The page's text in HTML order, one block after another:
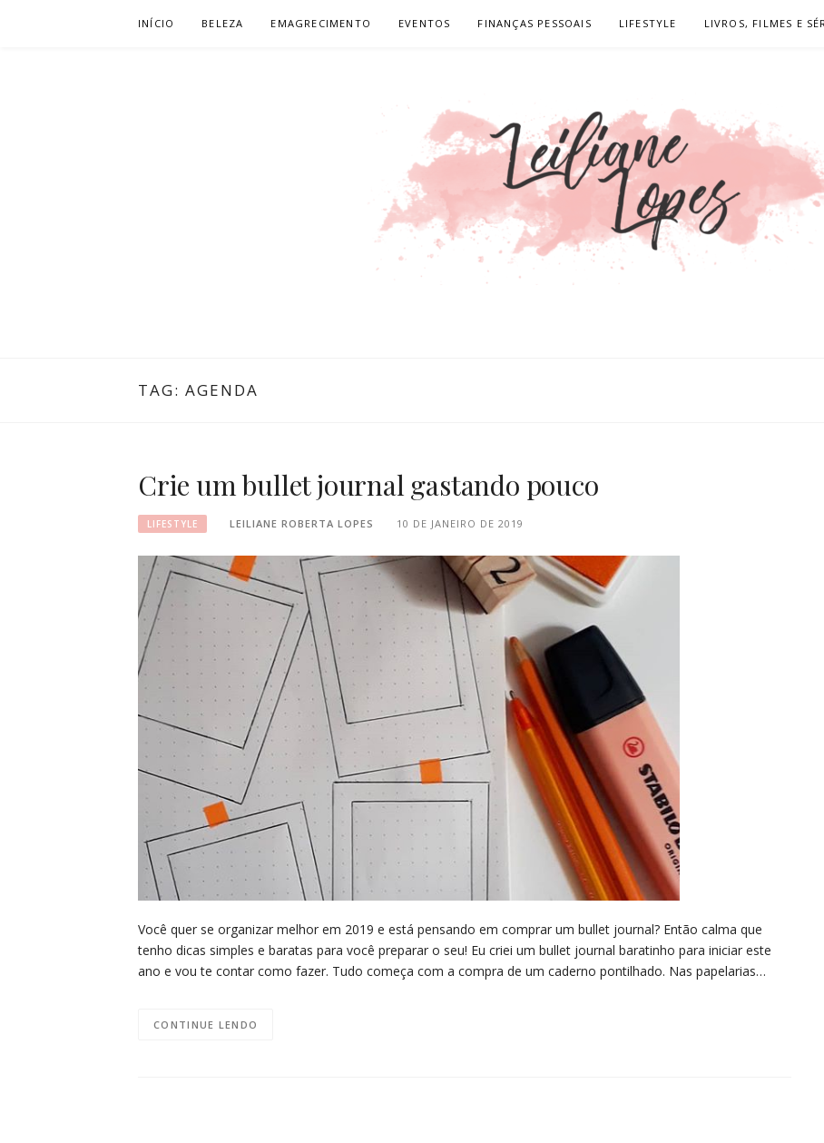
INÍCIO BELEZA EMAGRECIMENTO EVENTOS FINANÇAS PESSOAIS LIFESTYLE LIVROS, FILMES E
TAG: AGENDA
Crie um bullet journal gastando pouco
LIFESTYLE LEILIANE ROBERTA LOPES 10 DE JANEIRO DE 2019
Você quer se organizar melhor em 2019 e está pensando em comprar um bullet journal? Então calma que
tenho dicas simples e baratas para você preparar o seu! Eu criei um bullet journal baratinho para iniciar este
ano e vou te contar como fazer. Tudo começa com a compra de um caderno pontilhado. Nas papelarias…
CONTINUE LENDO